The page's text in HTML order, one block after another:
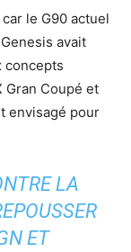
le G90 actuel
avait
concepts
Gran Coupé et
envisagé pour
LA
ET